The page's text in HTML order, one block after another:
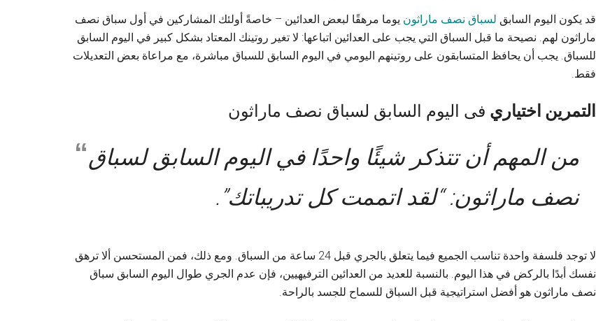
قد يكون اليوم السابق لسباق نصف ماراثون يوما مرهقًا لبعض العدائين – خاصةً أولئك المشاركين في أول سباق نصف
ماراثون لهم. نصيحة ما قبل السباق التي يجب على العدائين اتباعها: لا تغير روتينك المعتاد بشكل كبير في اليوم السابق
للسباق. يجب أن يحافظ المتسابقون على روتينهم اليومي في اليوم السابق للسباق مباشرة، مع مراعاة بعض التعديلات
فقط.
التمرين اختياري فى اليوم السابق لسباق نصف ماراثون
من المهم أن تتذكر شيئًا واحدًا في اليوم السابق لسباق
نصف ماراثون: “لقد اتممت كل تدريباتك”.
لا توجد فلسفة واحدة تناسب الجميع فيما يتعلق بالجري قبل 24 ساعة من السباق. ومع ذلك، فمن المستحسن ألا ترهق
نفسك أبدًا بالركض في هذا اليوم. بالنسبة للعديد من العدائين الترفيهيين، فإن عدم الجري طوال اليوم السابق سباق
نصف ماراثون هو أفضل استراتيجية قبل السباق للسماح للجسد بالراحة.